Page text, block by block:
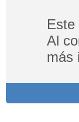
Este
Al
más